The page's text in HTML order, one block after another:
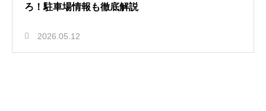
ろ！駐車場情報も徹底解説
2026.05.12